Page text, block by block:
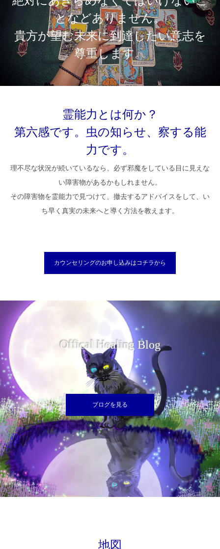
となどありません。
貴方が望む未来に到達したい意志を
尊重します。
霊能力とは何か？
第六感です。虫の知らせ、察する能
力です。
理不尽な状況が続いているなら、必ず邪魔をしている目に見えな
い障害物があるかもしれません。
その障害物を霊能力で見つけて、撤去するアドバイスをして、い
ち早く真実の未来へと導く方法を教えます。
カウンセリングのお申し込みはコチラから
Offical Healing Blog
ブログを見る
地図